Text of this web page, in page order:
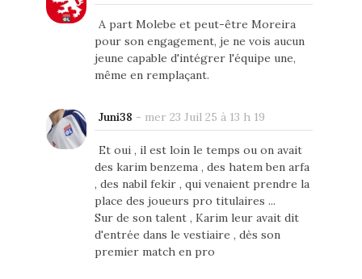
A part Molebe et peut-être Moreira
pour son engagement, je ne vois aucun
jeune capable d'intégrer l'équipe une,
même en remplaçant.
Juni38 - mer 23 Juil 25 à 13 h 19
Et oui , il est loin le temps ou on avait
des karim benzema , des hatem ben arfa
, des nabil fekir , qui venaient prendre la
place des joueurs pro titulaires ...
Sur de son talent , Karim leur avait dit
d'entrée dans le vestiaire , dès son
premier match en pro